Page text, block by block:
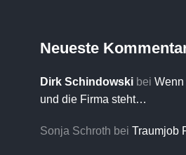
Neueste
Dirk Schindowski bei Wenn
und die Firma steht…
Sonja Schroth bei Traumjob